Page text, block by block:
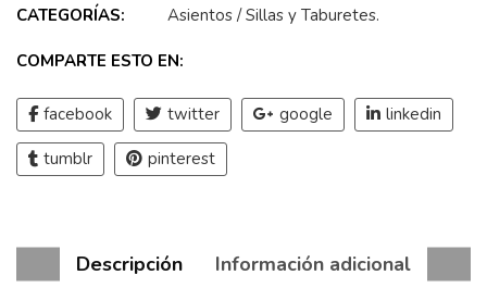
CATEGORÍAS: Asientos /Sillas y Taburetes.
COMPARTE ESTO EN:
facebook twitter google linkedin
tumblr pinterest
Descripción Información adicional